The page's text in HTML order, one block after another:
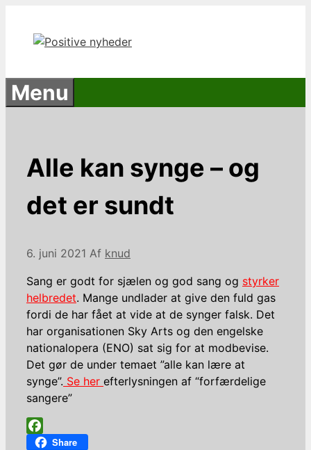
indhold
Menu
Alle kan synge – og
det er sundt
6. juni 2021 Af knud
Sang er godt for sjælen og god sang og styrker
helbredet. Mange undlader at give den fuld gas
fordi de har fået at vide at de synger falsk. Det
har organisationen Sky Arts og den engelske
nationalopera (ENO) sat sig for at modbevise.
Det gør de under temaet ”alle kan lære at
synge”. Se her efterlysningen af “forfærdelige
sangere”
Facebook
Share